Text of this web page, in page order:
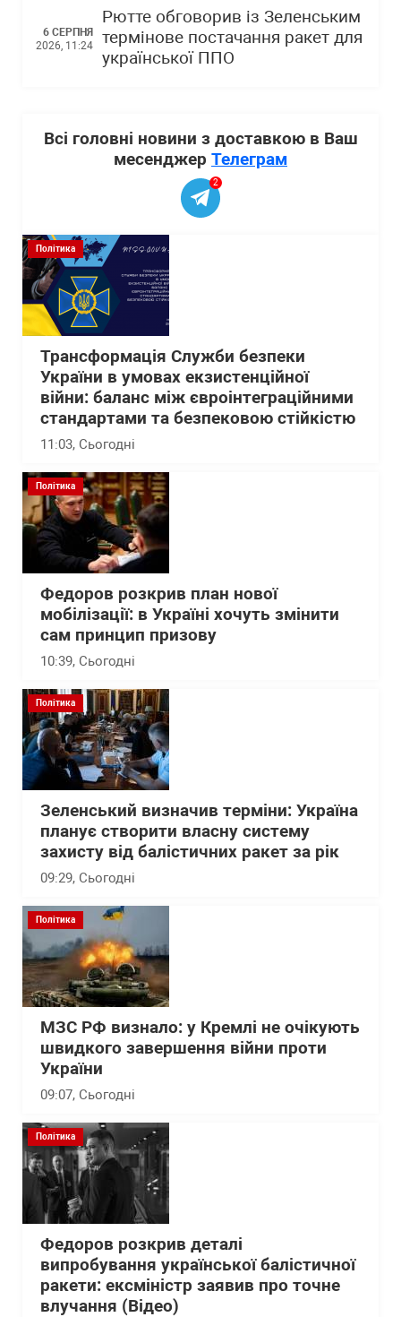
6 СЕРПНЯ
2026, 11:24
Рютте обговорив із Зеленським
термінове постачання ракет для
української ППО
Всі головні новини з доставкою в Ваш
месенджер Телеграм
2
Політика
Трансформація Служби безпеки
України в умовах екзистенційної
війни: баланс між євроінтеграційними
стандартами та безпековою стійкістю
11:03, Сьогодні
Політика
Федоров розкрив план нової
мобілізації: в Україні хочуть змінити
сам принцип призову
10:39, Сьогодні
Політика
Зеленський визначив терміни: Україна
планує створити власну систему
захисту від балістичних ракет за рік
09:29, Сьогодні
Політика
МЗС РФ визнало: у Кремлі не очікують
швидкого завершення війни проти
України
09:07, Сьогодні
Політика
Федоров розкрив деталі
випробування української балістичної
ракети: ексміністр заявив про точне
влучання (Відео)